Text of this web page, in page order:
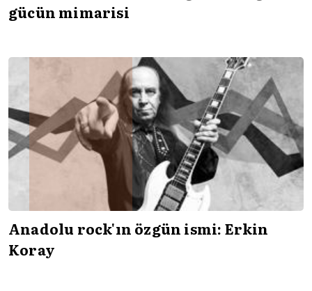
gücün mimarisi
Anadolu rock'ın özgün ismi: Erkin
Koray